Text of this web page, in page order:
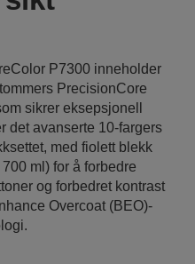
P7300 inneholder
PrecisionCore
sikrer eksepsjonell
det avanserte 10-fargers
med fiolett blekk
ml) for å forbedre
og forbedret kontrast
Overcoat (BEO)-